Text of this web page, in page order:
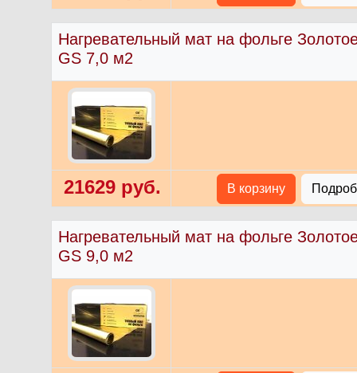
Нагревательный мат на фольге
GS 7,0 м2
21629 руб. В корзину
Нагревательный мат на фольге
GS 9,0 м2